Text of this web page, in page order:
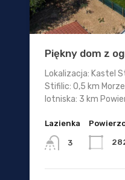
Piękny dom z
Lokalizacja: Kastel
Stifilic: 0,5 km
lotniska: 3 km
Lazienka
3